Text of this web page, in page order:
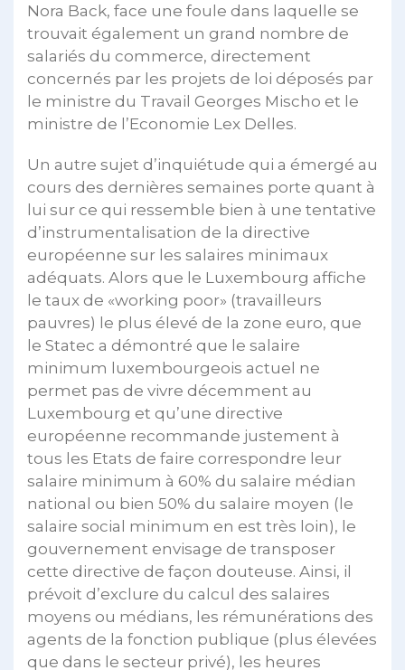
Nora Back, face une foule dans laquelle se
trouvait également un grand nombre de
salariés du commerce, directement
concernés par les projets de loi déposés par
le ministre du Travail Georges Mischo et le
ministre de l’Economie Lex Delles.
Un autre sujet d’inquiétude qui a émergé au
cours des dernières semaines porte quant à
lui sur ce qui ressemble bien à une tentative
d’instrumentalisation de la directive
européenne sur les salaires minimaux
adéquats. Alors que le Luxembourg affiche
le taux de «working poor» (travailleurs
pauvres) le plus élevé de la zone euro, que
le Statec a démontré que le salaire
minimum luxembourgeois actuel ne
permet pas de vivre décemment au
Luxembourg et qu’une directive
européenne recommande justement à
tous les Etats de faire correspondre leur
salaire minimum à 60% du salaire médian
national ou bien 50% du salaire moyen (le
salaire social minimum en est très loin), le
gouvernement envisage de transposer
cette directive de façon douteuse. Ainsi, il
prévoit d’exclure du calcul des salaires
moyens ou médians, les rémunérations des
agents de la fonction publique (plus élevées
que dans le secteur privé), les heures